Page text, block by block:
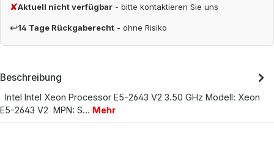
✘Aktuell nicht verfügbar - bitte kontaktieren Sie uns
↩14 Tage Rückgaberecht - ohne Risiko
Beschreibung
Intel Intel Xeon Processor E5-2643 V2 3.50 GHz Modell: Xeon
E5-2643 V2 MPN: S… Mehr